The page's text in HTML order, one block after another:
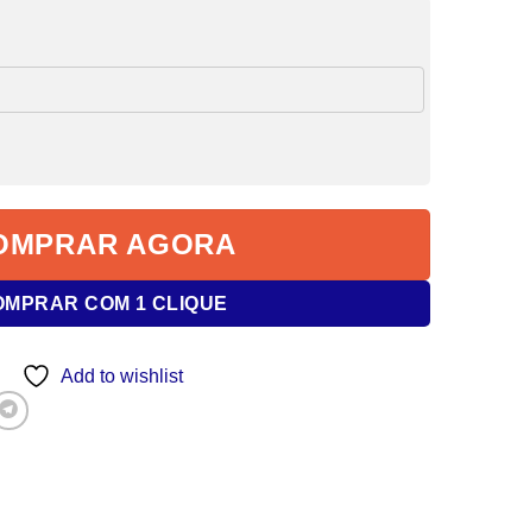
AGORA
COM 1 CLIQUE
Add to wishlist